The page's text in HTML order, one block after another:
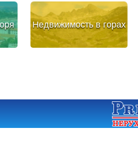
Недвижимость в горах